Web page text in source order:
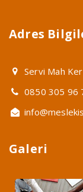
Adres
Servi Mah
0850 305 96
Galeri